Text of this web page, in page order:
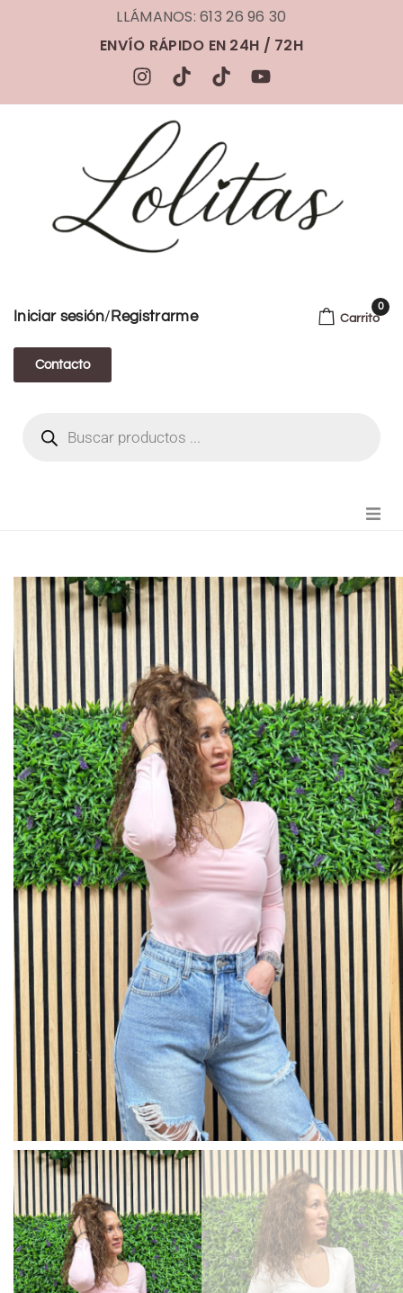
LLÁMANOS: 613 26 96 30
ENVÍO RÁPIDO EN 24H / 72H
Iniciar sesión/ Registrarme
Contacto
Carrito
0
FIANZA TIKTOK
MODA CHICA
BEAUTY
PERFUMES
BISUTERIA
BOLSOS Y MONEDEROS
COMPLEMENTOS
TECNOLOGIA
HOGAR
TARJETAS REGALO